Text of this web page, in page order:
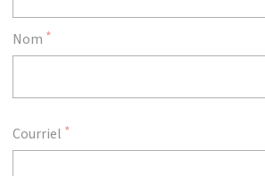
Nom
Courriel